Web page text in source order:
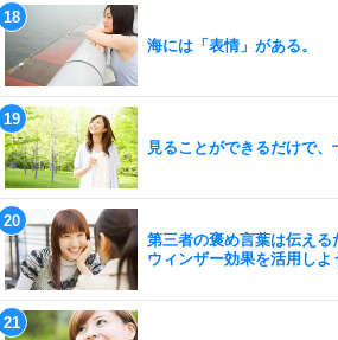
海には「表情」がある。
見ることができるだけで、
第三者の褒め言葉は伝える
ウィンザー効果を活用しよ